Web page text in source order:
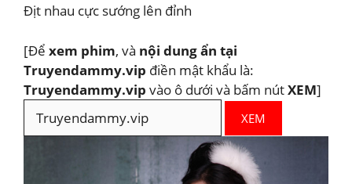
Địt nhau cực sướng lên đỉnh
[Để xem phim, và nội dung ẩn tại
Truyendammy.vip điền mật khẩu là:
Truyendammy.vip vào ô dưới và bấm nútXEM]